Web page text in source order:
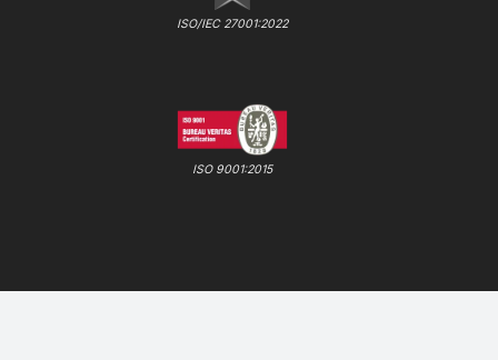
ISO/IEC 27001:2022
ISO 9001:2015